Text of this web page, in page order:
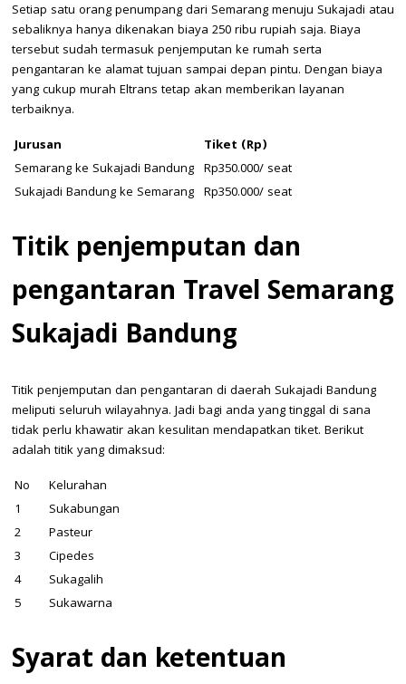
Setiap satu orang penumpang dari Semarang menuju Sukajadi atau
sebaliknya hanya dikenakan biaya 250 ribu rupiah saja. Biaya
tersebut sudah termasuk penjemputan ke rumah serta
pengantaran ke alamat tujuan sampai depan pintu. Dengan biaya
yang cukup murah Eltrans tetap akan memberikan layanan
terbaiknya.
Jurusan
Tiket (Rp)
Semarang ke Sukajadi Bandung Rp350.000/ seat
Sukajadi Bandung ke Semarang Rp350.000/ seat
Titik penjemputan dan
pengantaran Travel Semarang
Sukajadi Bandung
Titik penjemputan dan pengantaran di daerah Sukajadi Bandung
meliputi seluruh wilayahnya. Jadi bagi anda yang tinggal di sana
tidak perlu khawatir akan kesulitan mendapatkan tiket. Berikut
adalah titik yang dimaksud:
No
Kelurahan
1
Sukabungan
2
Pasteur
3
Cipedes
4
Sukagalih
5
Sukawarna
Syarat dan ketentuan